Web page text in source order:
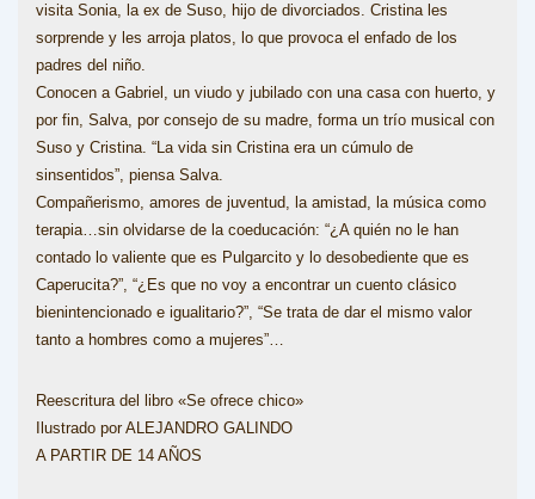
visita Sonia, la ex de Suso, hijo de divorciados. Cristina les
sorprende y les arroja platos, lo que provoca el enfado de los
padres del niño.
Conocen a Gabriel, un viudo y jubilado con una casa con huerto, y
por fin, Salva, por consejo de su madre, forma un trío musical con
Suso y Cristina. “La vida sin Cristina era un cúmulo de
sinsentidos”, piensa Salva.
Compañerismo, amores de juventud, la amistad, la música como
terapia…sin olvidarse de la coeducación: “¿A quién no le han
contado lo valiente que es Pulgarcito y lo desobediente que es
Caperucita?”, “¿Es que no voy a encontrar un cuento clásico
bienintencionado e igualitario?”, “Se trata de dar el mismo valor
tanto a hombres como a mujeres”…
Reescritura del libro «Se ofrece chico»
Ilustrado por ALEJANDRO GALINDO
A PARTIR DE 14 AÑOS